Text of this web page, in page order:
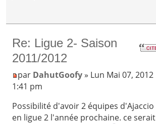
Re: Ligue 2- Saison
2011/2012
par DahutGoofy» Lun Mai 07, 2012
1:41 pm
Possibilité d'avoir 2 équipes d'Ajaccio
en ligue 2 l'année prochaine. ce serait